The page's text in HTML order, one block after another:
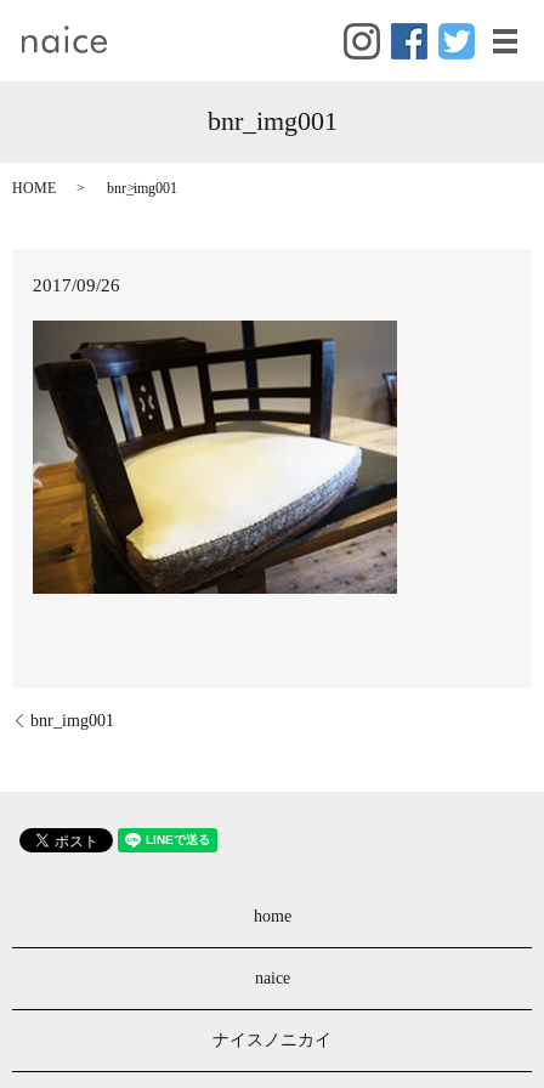
メ
bnr_img001
HOME bnr_img001
2017/09/26
bnr_img001
home
naice
ナイスノニカイ